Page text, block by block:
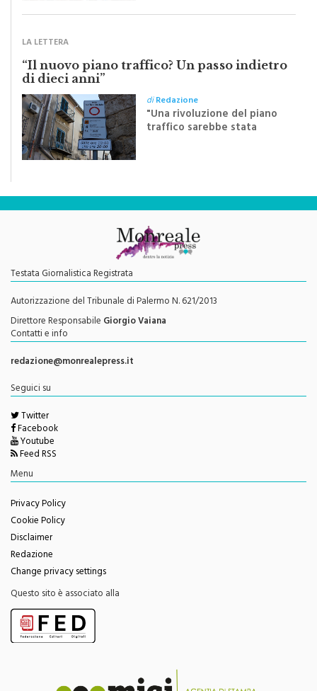
Festa del Santissimo
LA LETTERA
“Il nuovo piano traffico? Un passo indietro
di dieci anni”
diRedazione
"Una rivoluzione del piano
traffico sarebbe stata
Testata Giornalistica Registrata
Autorizzazione del Tribunale di Palermo N. 621/2013
Direttore Responsabile Giorgio Vaiana
Contatti e info
redazione@monrealepress.it
Seguici su
Twitter
Facebook
Youtube
Feed RSS
Menu
Privacy Policy
Cookie Policy
Disclaimer
Redazione
Change privacy settings
Questo sito è associato alla